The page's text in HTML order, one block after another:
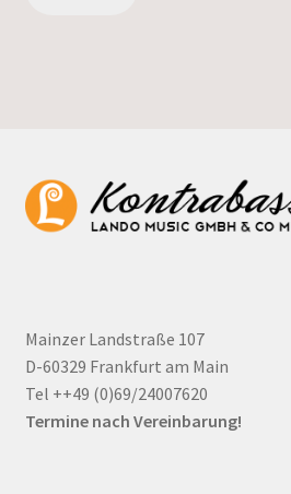
Mainzer Landstraße 107
D-60329 Frankfurt am Main
Tel ++49 (0)69/24007620
Termine nach Vereinbarung!